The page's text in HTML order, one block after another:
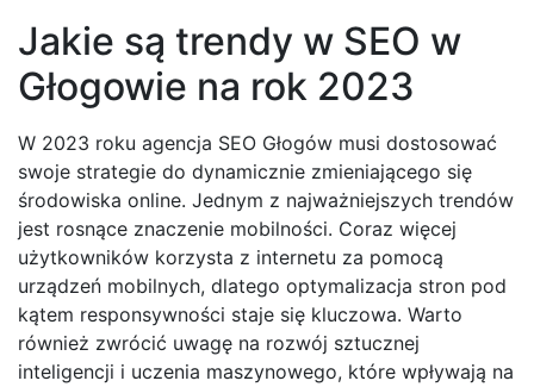
Jakie są trendy w SEO w
Głogowie na rok 2023
W 2023 roku agencja SEO Głogów musi dostosować
swoje strategie do dynamicznie zmieniającego się
środowiska online. Jednym z najważniejszych trendów
jest rosnące znaczenie mobilności. Coraz więcej
użytkowników korzysta z internetu za pomocą
urządzeń mobilnych, dlatego optymalizacja stron pod
kątem responsywności staje się kluczowa. Warto
również zwrócić uwagę na rozwój sztucznej
inteligencji i uczenia maszynowego, które wpływają na